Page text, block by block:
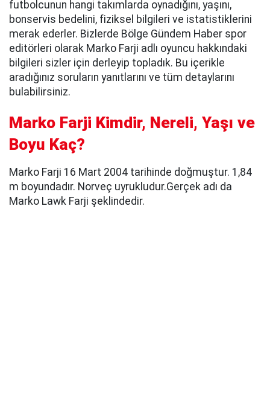
futbolcunun hangi takımlarda oynadığını, yaşını,
bonservis bedelini, fiziksel bilgileri ve istatistiklerini
merak ederler. Bizlerde Bölge Gündem Haber spor
editörleri olarak Marko Farji adlı oyuncu hakkındaki
bilgileri sizler için derleyip topladık. Bu içerikle
aradığınız soruların yanıtlarını ve tüm detaylarını
bulabilirsiniz.
Marko Farji Kimdir, Nereli, Yaşı ve
Boyu Kaç?
Marko Farji 16 Mart 2004 tarihinde doğmuştur. 1,84
m boyundadır. Norveç uyrukludur.Gerçek adı da
Marko Lawk Farji şeklindedir.